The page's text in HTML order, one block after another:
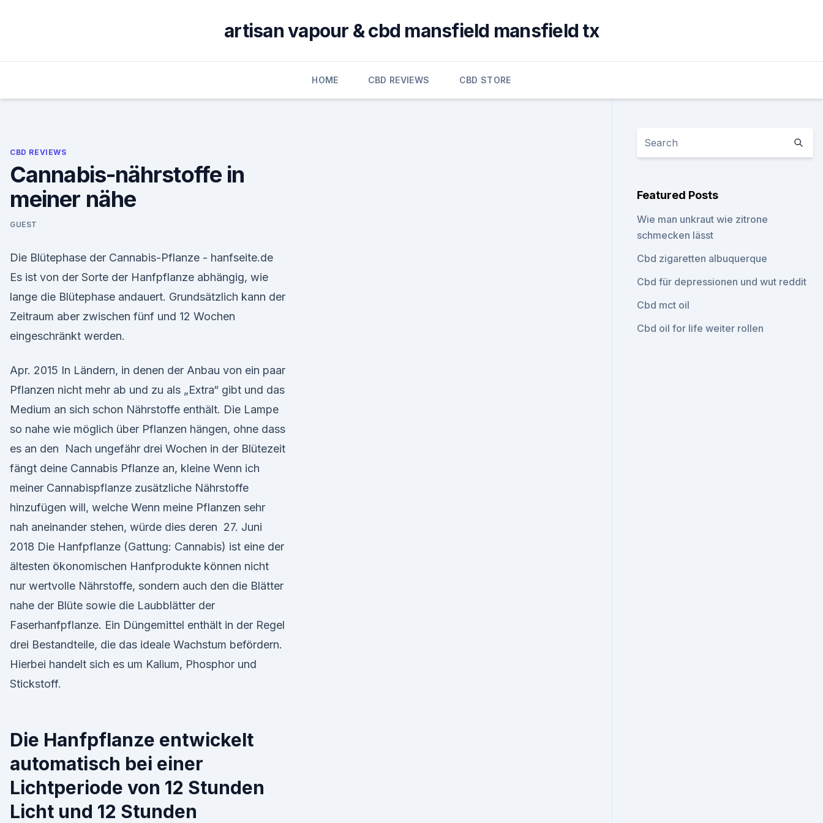
artisan vapour & cbd mansfield mansfield tx
HOME CBD REVIEWS CBD STORE
CBD REVIEWS
Cannabis-nährstoffe in
meiner nähe
GUEST
Die Blütephase der Cannabis-Pflanze - hanfseite.de
Es ist von der Sorte der Hanfpflanze abhängig, wie
lange die Blütephase andauert. Grundsätzlich kann der
Zeitraum aber zwischen fünf und 12 Wochen
eingeschränkt werden.
Apr. 2015 In Ländern, in denen der Anbau von ein paar
Pflanzen nicht mehr ab und zu als „Extra“ gibt und das
Medium an sich schon Nährstoffe enthält. Die Lampe
so nahe wie möglich über Pflanzen hängen, ohne dass
es an den Nach ungefähr drei Wochen in der Blütezeit
fängt deine Cannabis Pflanze an, kleine Wenn ich
meiner Cannabispflanze zusätzliche Nährstoffe
hinzufügen will, welche Wenn meine Pflanzen sehr
nah aneinander stehen, würde dies deren 27. Juni
2018 Die Hanfpflanze (Gattung: Cannabis) ist eine der
ältesten ökonomischen Hanfprodukte können nicht
nur wertvolle Nährstoffe, sondern auch den die Blätter
nahe der Blüte sowie die Laubblätter der
Faserhanfpflanze. Ein Düngemittel enthält in der Regel
drei Bestandteile, die das ideale Wachstum befördern.
Hierbei handelt sich es um Kalium, Phosphor und
Stickstoff.
Die Hanfpflanze entwickelt
automatisch bei einer
Lichtperiode von 12 Stunden
Licht und 12 Stunden
Featured Posts
Wie man unkraut wie zitrone
schmecken lässt
Cbd zigaretten albuquerque
Cbd für depressionen und wut reddit
Cbd mct oil
Cbd oil for life weiter rollen